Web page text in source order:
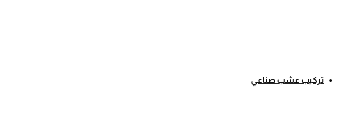
تركيب عشب صناعي